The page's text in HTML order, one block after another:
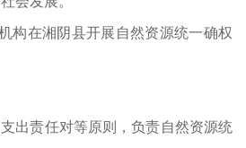
在湘阴县开展自然资源统一确权
责任对等原则，负责自然资源统